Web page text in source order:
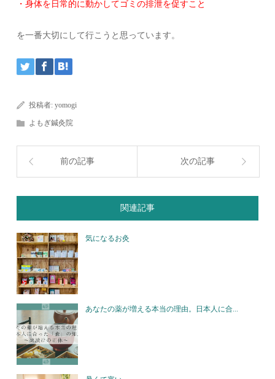
・身体を日常的に動かしてゴミの排泄を促すこと
を一番大切にして行こうと思っています。
投稿者:yomogi
よもぎ鍼灸院
前の記事 次の記事
関連記事
気になるお灸
あなたの薬が増える本当の理由。日本人に合...